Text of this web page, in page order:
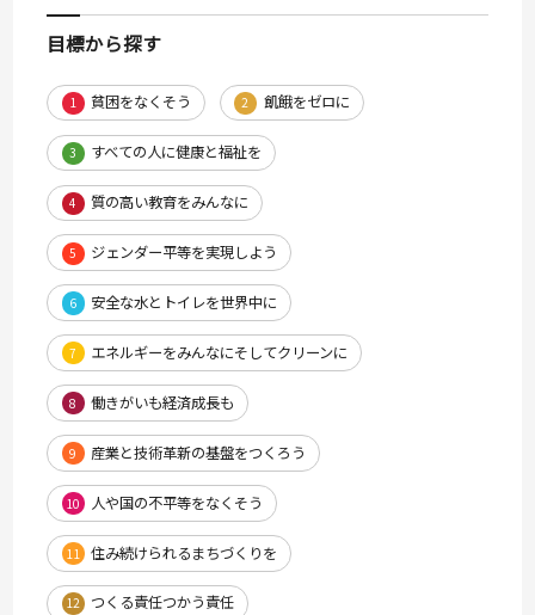
目標から探す
1 貧困をなくそう 2 飢餓をゼロに
3 すべての人に健康と福祉を
4 質の高い教育をみんなに
5 ジェンダー平等を実現しよう
6 安全な水とトイレを世界中に
7 エネルギーをみんなにそしてクリーンに
8 働きがいも経済成長も
9 産業と技術革新の基盤をつくろう
10 人や国の不平等をなくそう
11 住み続けられるまちづくりを
12 つくる責任つかう責任